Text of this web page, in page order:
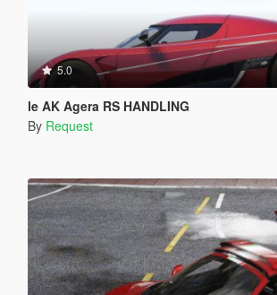
5.0
le AK Agera RS HANDLING
By Request